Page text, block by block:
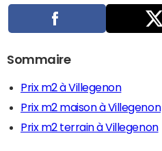
Sommaire
Prix m2 à Villegenon
Prix m2 maison à Villegenon
Prix m2 terrain à Villegenon